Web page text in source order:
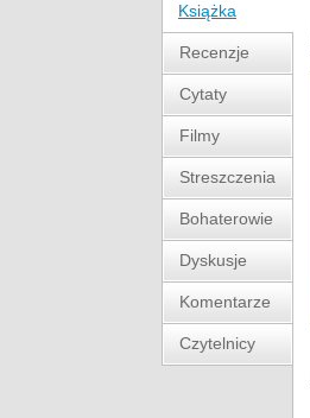
Książka
Recenzje
Cytaty
Filmy
Streszczenia
Bohaterowie
Dyskusje
Komentarze
Czytelnicy